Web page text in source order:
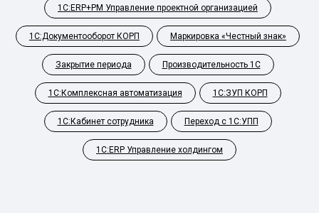
1С:ERP+PM Управление проектной организацией
1С:Документооборот КОРП Маркировка «Честный знак»
Закрытие периода Производительность 1С
1С:Комплексная автоматизация 1С:ЗУП КОРП
1С:Кабинет сотрудника Переход с 1С:УПП
1С:ERP Управление холдингом